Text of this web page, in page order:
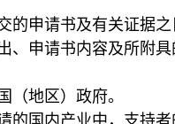
请书及有关证据之
、申请书内容及所附
地区）政府。
国内产业中，支持者